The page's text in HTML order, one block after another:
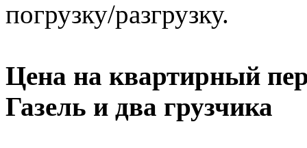
погрузку/разгрузку.
Цена на квартирный
Газель и два грузчика